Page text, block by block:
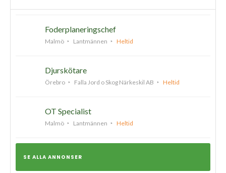
Foderplaneringschef
Malmö Lantmännen Heltid
Djurskötare
Örebro Falla Jord o Skog Närkeskil AB Heltid
OT Specialist
Malmö Lantmännen Heltid
SE ALLA ANNONSER